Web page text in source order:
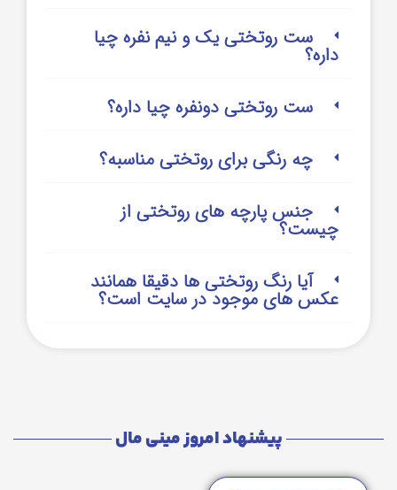
ست روتختی یک و نیم نفره چیا
داره؟
ست روتختی دونفره چیا داره؟
چه رنگی برای روتختی مناسبه؟
جنس پارچه های روتختی از
چیست؟
آیا رنگ روتختی ها دقیقا همانند
عکس های موجود در سایت است؟
پیشنهاد امروز مینی مال